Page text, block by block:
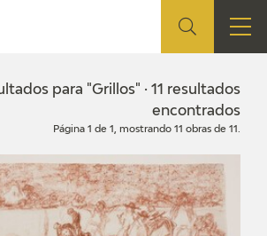
Y DOCUMENTACIÓN
para "Grillos" · 11 resultados
encontrados
Página 1 de 1, mostrando 11 obras de 11.